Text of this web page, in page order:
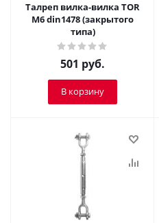
Талреп вилка-вилка TOR
М6 din1478 (закрытого
типа)
501 руб.
В корзину